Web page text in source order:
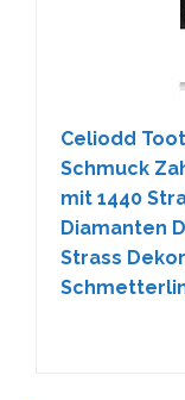
Celiodd
Schmuck
mit 1440
Diamanten
Strass